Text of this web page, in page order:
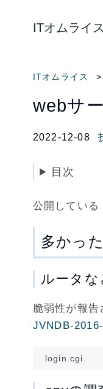
ITオムライス
ITオムライス
webサ
2022-12-08
目次
公開している
多かっ
ルータな
脆弱性が報
JVNDB-